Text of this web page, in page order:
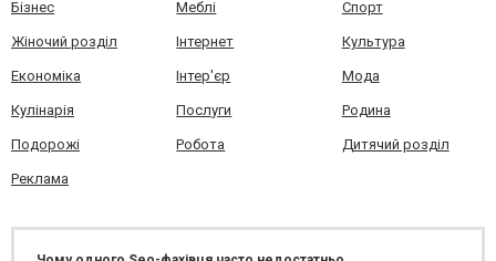
Бізнес Меблі Спорт
Жіночий розділ Інтернет Культура
Економіка Інтер'єр Мода
Кулінарія Послуги Родина
Подорожі Робота Дитячий розділ
Реклама